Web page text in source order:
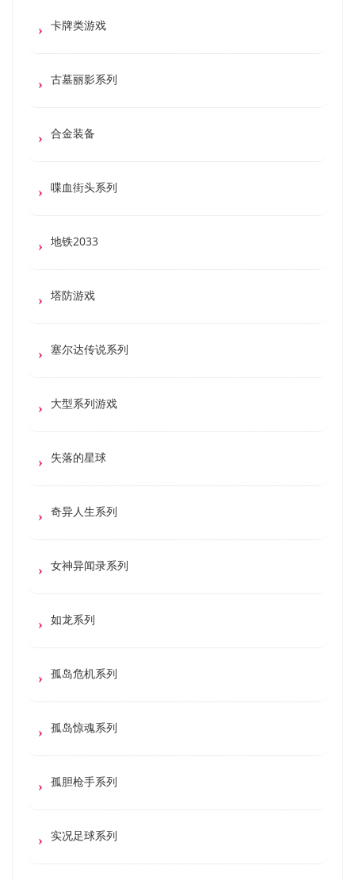
卡牌类游戏
古墓丽影系列
合金装备
喋血街头系列
地铁2033
塔防游戏
塞尔达传说系列
大型系列游戏
失落的星球
奇异人生系列
女神异闻录系列
如龙系列
孤岛危机系列
孤岛惊魂系列
孤胆枪手系列
实况足球系列